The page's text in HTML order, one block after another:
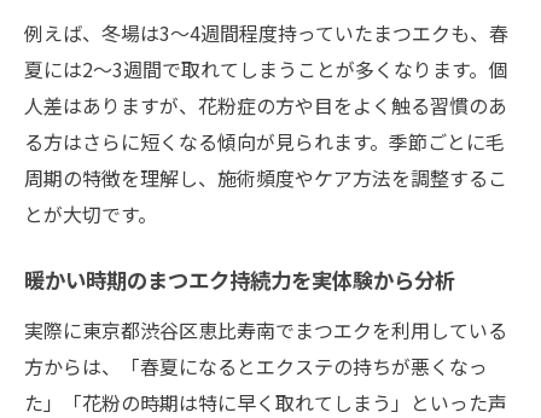
例えば、冬場は3〜4週間程度持っていたまつエクも、春
夏には2〜3週間で取れてしまうことが多くなります。個
人差はありますが、花粉症の方や目をよく触る習慣のあ
る方はさらに短くなる傾向が見られます。季節ごとに毛
周期の特徴を理解し、施術頻度やケア方法を調整するこ
とが大切です。
暖かい時期のまつエク持続力を実体験から分析
実際に東京都渋谷区恵比寿南でまつエクを利用している
方からは、「春夏になるとエクステの持ちが悪くなっ
た」「花粉の時期は特に早く取れてしまう」といった声